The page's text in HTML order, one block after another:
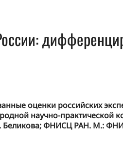
оценки российских
научно-практической
Беликова; ФНИСЦ РАН. М.: